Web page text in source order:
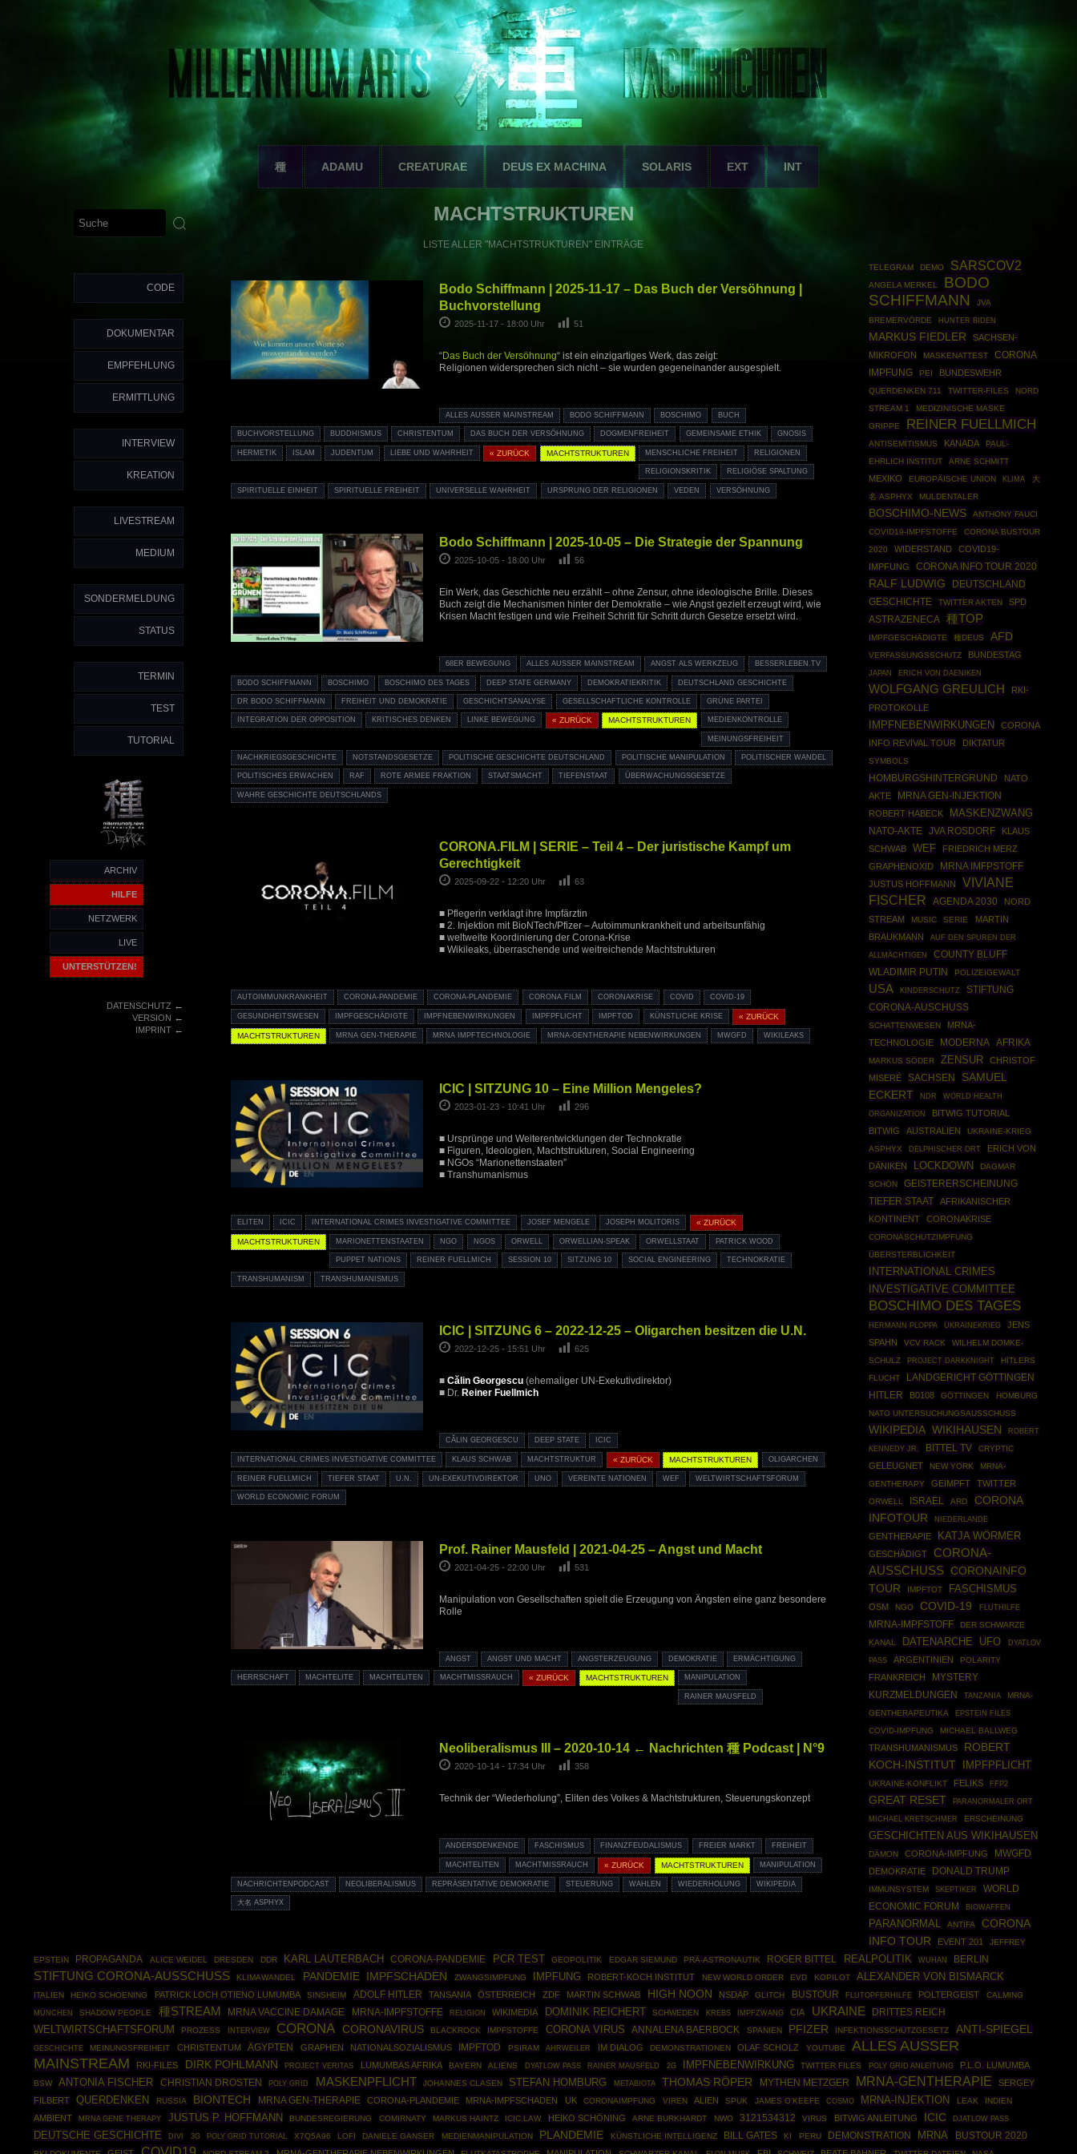
種 ADAMU CREATURAE DEUS EX MACHINA SOLARIS EXT INT
CODE
DOKUMENTAR
EMPFEHLUNG
ERMITTLUNG
INTERVIEW
KREATION
LIVESTREAM
MEDIUM
SONDERMELDUNG
STATUS
TERMIN
TEST
TUTORIAL
ARCHIV
HILFE
NETZWERK
LIVE
UNTERSTÜTZEN!
DATENSCHUTZ←
VERSION ←
IMPRINT←
MACHTSTRUKTUREN
LISTE ALLER "MACHTSTRUKTUREN" EINTRÄGE
Bodo Schiffmann | 2025-11-17 – Das Buch der Versöhnung |
Buchvorstellung
2025-11-17 - 18:00 Uhr 51
“Das Buch der Versöhnung“ ist ein einzigartiges Werk, das zeigt:
Religionen widersprechen sich nicht – sie wurden gegeneinander ausgespielt.
ALLES AUSSER MAINSTREAM BODO SCHIFFMANN BOSCHIMO BUCH
BUCHVORSTELLUNG BUDDHISMUS CHRISTENTUM DAS BUCH DER VERSÖHNUNG DOGMENFREIHEIT GEMEINSAME ETHIK GNOSIS
HERMETIK ISLAM JUDENTUM LIEBE UND WAHRHEIT « ZURÜCK MACHTSTRUKTUREN MENSCHLICHE FREIHEIT RELIGIONEN
RELIGIONSKRITIK RELIGIÖSE SPALTUNG
SPIRITUELLE EINHEIT SPIRITUELLE FREIHEIT UNIVERSELLE WAHRHEIT URSPRUNG DER RELIGIONEN VEDEN VERSÖHNUNG
Bodo Schiffmann | 2025-10-05 – Die Strategie der Spannung
2025-10-05 - 18:00 Uhr 56
Ein Werk, das Geschichte neu erzählt – ohne Zensur, ohne ideologische Brille. Dieses
Buch zeigt die Mechanismen hinter der Demokratie – wie Angst gezielt erzeugt wird, wie
Krisen Macht festigen und wie Freiheit Schritt für Schritt durch Gesetze ersetzt wird.
68ER BEWEGUNG ALLES AUSSER MAINSTREAM ANGST ALS WERKZEUG BESSERLEBEN.TV
BODO SCHIFFMANN BOSCHIMO BOSCHIMO DES TAGES DEEP STATE GERMANY DEMOKRATIEKRITIK DEUTSCHLAND GESCHICHTE
DR BODO SCHIFFMANN FREIHEIT UND DEMOKRATIE GESCHICHTSANALYSE GESELLSCHAFTLICHE KONTROLLE GRÜNE PARTEI
INTEGRATION DER OPPOSITION KRITISCHES DENKEN LINKE BEWEGUNG « ZURÜCK MACHTSTRUKTUREN MEDIENKONTROLLE
MEINUNGSFREIHEIT
NACHKRIEGSGESCHICHTE NOTSTANDSGESETZE POLITISCHE GESCHICHTE DEUTSCHLAND POLITISCHE MANIPULATION POLITISCHER WANDEL
POLITISCHES ERWACHEN RAF ROTE ARMEE FRAKTION STAATSMACHT TIEFENSTAAT ÜBERWACHUNGSGESETZE
WAHRE GESCHICHTE DEUTSCHLANDS
CORONA.FILM | SERIE – Teil 4 – Der juristische Kampf um
Gerechtigkeit
2025-09-22 - 12:20 Uhr 63
■ Pflegerin verklagt ihre Impfärztin
■ 2. Injektion mit BioNTech/Pfizer – Autoimmunkrankheit und arbeitsunfähig
■ weltweite Koordinierung der Corona-Krise
■ Wikileaks, überraschende und weitreichende Machtstrukturen
AUTOIMMUNKRANKHEIT CORONA-PANDEMIE CORONA-PLANDEMIE CORONA.FILM CORONAKRISE COVID COVID-19
GESUNDHEITSWESEN IMPFGESCHÄDIGTE IMPFNEBENWIRKUNGEN IMPFPFLICHT IMPFTOD KÜNSTLICHE KRISE « ZURÜCK
MACHTSTRUKTUREN MRNA GEN-THERAPIE MRNA IMPFTECHNOLOGIE MRNA-GENTHERAPIE NEBENWIRKUNGEN MWGFD WIKILEAKS
ICIC | SITZUNG 10 – Eine Million Mengeles?
2023-01-23 - 10:41 Uhr 296
■ Ursprünge und Weiterentwicklungen der Technokratie
■ Figuren, Ideologien, Machtstrukturen, Social Engineering
■ NGOs “Marionettenstaaten”
■ Transhumanismus
ELITEN ICIC INTERNATIONAL CRIMES INVESTIGATIVE COMMITTEE JOSEF MENGELE JOSEPH MOLITORIS « ZURÜCK
MACHTSTRUKTUREN MARIONETTENSTAATEN NGO NGOS ORWELL ORWELLIAN-SPEAK ORWELLSTAAT PATRICK WOOD
PUPPET NATIONS REINER FUELLMICH SESSION 10 SITZUNG 10 SOCIAL ENGINEERING TECHNOKRATIE
TRANSHUMANISM TRANSHUMANISMUS
ICIC | SITZUNG 6 – 2022-12-25 – Oligarchen besitzen die U.N.
2022-12-25 - 15:51 Uhr 625
■ Călin Georgescu(ehemaliger UN-Exekutivdirektor)
■ Dr. Reiner Fuellmich
CĂLIN GEORGESCU DEEP STATE ICIC
INTERNATIONAL CRIMES INVESTIGATIVE COMMITTEE KLAUS SCHWAB MACHTSTRUKTUR « ZURÜCK MACHTSTRUKTUREN OLIGARCHEN
REINER FUELLMICH TIEFER STAAT U.N. UN-EXEKUTIVDIREKTOR UNO VEREINTE NATIONEN WEF WELTWIRTSCHAFTSFORUM
WORLD ECONOMIC FORUM
Prof. Rainer Mausfeld | 2021-04-25 – Angst und Macht
2021-04-25 - 22:00 Uhr 531
Manipulation von Gesellschaften spielt die Erzeugung von Ängsten eine ganz besondere
Rolle
ANGST ANGST UND MACHT ANGSTERZEUGUNG DEMOKRATIE ERMÄCHTIGUNG
HERRSCHAFT MACHTELITE MACHTELITEN MACHTMISSRAUCH « ZURÜCK MACHTSTRUKTUREN MANIPULATION
RAINER MAUSFELD
Neoliberalismus III – 2020-10-14 ← Nachrichten 種 Podcast | N°9
2020-10-14 - 17:34 Uhr 358
Technik der “Wiederholung”, Eliten des Volkes & Machtstrukturen, Steuerungskonzept
ANDERSDENKENDE FASCHISMUS FINANZFEUDALISMUS FREIER MARKT FREIHEIT
MACHTELITEN MACHTMISSRAUCH « ZURÜCK MACHTSTRUKTUREN MANIPULATION
NACHRICHTENPODCAST NEOLIBERALISMUS REPRÄSENTATIVE DEMOKRATIE STEUERUNG WAHLEN WIEDERHOLUNG WIKIPEDIA
大名 ASPHYX
TELEGRAM DEMO SARSCOV2
ANGELA MERKEL
BODO
SCHIFFMANN
JVA
BREMERVÖRDE
HUNTER BIDEN
MARKUS FIEDLER
SACHSEN-
MIKROFON
MASKENATTEST
CORONA
IMPFUNG
PEI BUNDESWEHR
QUERDENKEN 711 TWITTER-FILES
NORD
STREAM 1
MEDIZINISCHE MASKE
GRIPPE
REINER FUELLMICH
ANTISEMITISMUS KANADA
PAUL-
EHRLICH INSTITUT
ARNE SCHMITT
MEXIKO EUROPÄISCHE UNION KLIMA
大
名 ASPHYX
MULDENTALER
BOSCHIMO-NEWS
ANTHONY FAUCI
COVID19-IMPFSTOFFE
CORONA BUSTOUR
2020
WIDERSTAND
COVID19-
IMPFUNG
CORONA INFO TOUR 2020
RALF LUDWIG
DEUTSCHLAND
GESCHICHTE
TWITTER AKTEN SPD
ASTRAZENECA 種TOP
IMPFGESCHÄDIGTE 種DEUS AFD
VERFASSUNGSSCHUTZ BUNDESTAG
JAPAN ERICH VON DAENIKEN
WOLFGANG GREULICH
RKI-
PROTOKOLLE
IMPFNEBENWIRKUNGEN
CORONA
INFO REVIVAL TOUR
DIKTATUR
SYMBOLS
HOMBURGSHINTERGRUND
NATO
AKTE
MRNA GEN-INJEKTION
ROBERT HABECK MASKENZWANG
NATO-AKTE JVA ROSDORF
KLAUS
SCHWAB
WEF
FRIEDRICH MERZ
GRAPHENOXID
MRNA IMFPSTOFF
JUSTUS HOFFMANN
VIVIANE
FISCHER
AGENDA 2030
NORD
STREAM
MUSIC SERIE
MARTIN
BRAUKMANN
AUF DEN SPUREN DER
ALLMÄCHTIGEN COUNTY BLUFF
WLADIMIR PUTIN POLIZEIGEWALT
USA KINDERSCHUTZ
STIFTUNG
CORONA-AUSCHUSS
SCHATTENWESEN
MRNA-
TECHNOLOGIE
MODERNA AFRIKA
MARKUS SÖDER ZENSUR
CHRISTOF
MISERÉ
SACHSEN
SAMUEL
ECKERT
NDR
WORLD HEALTH
ORGANIZATION
BITWIG TUTORIAL
BITWIG
AUSTRALIEN
UKRAINE-KRIEG
ASPHYX
DELPHISCHER ORT
ERICH VON
DÄNIKEN
LOCKDOWN
DAGMAR
SCHÖN
GEISTERERSCHEINUNG
TIEFER STAAT
AFRIKANISCHER
KONTINENT
CORONAKRISE
CORONASCHUTZIMPFUNG
ÜBERSTERBLICHKEIT
INTERNATIONAL CRIMES
INVESTIGATIVE COMMITTEE
BOSCHIMO DES TAGES
HERMANN PLOPPA UKRAINEKRIEG
JENS
SPAHN
VCV RACK
WILHELM DOMKE-
SCHULZ
PROJECT DARKKNIGHT
HITLERS
FLUCHT
LANDGERICHT GÖTTINGEN
HITLER B0108 GÖTTINGEN
HOMBURG
NATO UNTERSUCHUNGSAUSSCHUSS
WIKIPEDIA WIKIHAUSEN
ROBERT
KENNEDY JR.
BITTEL TV CRYPTIC
GELEUGNET NEW YORK
MRNA-
GENTHERAPY
GEIMPFT TWITTER
ORWELL ISRAEL ARD
CORONA
INFOTOUR
NIEDERLANDE
GENTHERAPIE KATJA WÖRMER
GESCHÄDIGT
CORONA-
AUSSCHUSS
CORONAINFO
TOUR
IMPFTOT FASCHISMUS
OSM NGO COVID-19 FLUTHILFE
MRNA-IMPFSTOFF
DER SCHWARZE
KANAL
DATENARCHE UFO DYATLOV
PASS ARGENTINIEN POLARITY
FRANKREICH
MYSTERY
KURZMELDUNGEN
TANZANIA
MRNA-
GENTHERAPEUTIKA
EPSTEIN FILES
COVID-IMPFUNG
MICHAEL BALLWEG
TRANSHUMANISMUS
ROBERT
KOCH-INSTITUT
IMPFPFLICHT
UKRAINE-KONFLIKT FELIKS FFP2
GREAT RESET PARANORMALER ORT
MICHAEL KRETSCHMER ERSCHEINUNG
GESCHICHTEN AUS WIKIHAUSEN
DÄMON CORONA-IMPFUNG MWGFD
DEMOKRATIE DONALD TRUMP
IMMUNSYSTEM SKEPTIKER
WORLD
ECONOMIC FORUM
BIOWAFFEN
PARANORMAL ANTIFA
CORONA
INFO TOUR
EVENT 201
JEFFREY
EPSTEIN
PROPAGANDA ALICE WEIDEL DRESDEN DDR KARL LAUTERBACH CORONA-PANDEMIE PCR TEST GEOPOLITIK EDGAR SIEMUND PRÄ-ASTRONAUTIK ROGER BITTEL REALPOLITIK WUHAN BERLIN
STIFTUNG CORONA-AUSSCHUSS KLIMAWANDEL PANDEMIE IMPFSCHADEN ZWANGSIMPFUNG IMPFUNG ROBERT-KOCH INSTITUT NEW WORLD ORDER EVD KOPILOT ALEXANDER VON BISMARCK
ITALIEN HEIKO SCHOENING PATRICK LOCH OTIENO LUMUMBA SINSHEIM ADOLF HITLER TANSANIA ÖSTERREICH ZDF MARTIN SCHWAB HIGH NOON NSDAP GLITCH BUSTOUR FLUTOPFERHILFE POLTERGEIST
CALMING
MÜNCHEN
SHADOW PEOPLE 種STREAM MRNA VACCINE DAMAGE MRNA-IMPFSTOFFE RELIGION WIKIMEDIA DOMINIK REICHERT SCHWEDEN KREBS IMPFZWANG CIA UKRAINE
DRITTES REICH
WELTWIRTSCHAFTSFORUM
PROZESS INTERVIEW CORONA CORONAVIRUS BLACKROCK IMPFSTOFFE CORONA VIRUS ANNALENA BAERBOCK SPANIEN PFIZER INFEKTIONSSCHUTZGESETZ ANTI-SPIEGEL
GESCHICHTE MEINUNGSFREIHEIT CHRISTENTUM ÄGYPTEN GRAPHEN NATIONALSOZIALISMUS IMPFTOD PSIRAM AHRWEILER IM DIALOG DEMONSTRATIONEN OLAF SCHOLZ YOUTUBE
ALLES AUSSER
MAINSTREAM
RKI-FILES DIRK POHLMANN PROJECT VERITAS LUMUMBAS AFRIKA BAYERN ALIENS DYATLOW PASS RAINER MAUSFELD 2G IMPFNEBENWIRKUNG TWITTER FILES POLY GRID ANLEITUNG P.L.O. LUMUMBA
BSW ANTONIA FISCHER CHRISTIAN DROSTEN POLY GRID MASKENPFLICHT JOHANNES CLASEN STEFAN HOMBURG METABIOTA THOMAS RÖPER MYTHEN METZGER MRNA-GENTHERAPIE
SERGEY
FILBERT
QUERDENKEN RUSSIA BIONTECH MRNA GEN-THERAPIE CORONA-PLANDEMIE MRNA-IMPFSCHADEN UK CORONAIMPFUNG VIREN ALIEN SPUK JAMES O'KEEFE COSMO MRNA-INJEKTION LEAK INDIEN
AMBIENT MRNA GENE THERAPY JUSTUS P. HOFFMANN BUNDESREGIERUNG COMIRNATY MARKUS HAINTZ ICIC.LAW HEIKO SCHÖNING ARNE BURKHARDT NWO 3121534312 VIRUS BITWIG ANLEITUNG ICIC DJATLOW PASS
DEUTSCHE GESCHICHTE DIVI 3G POLY GRID TUTORIAL X7Q5A96 LOFI DANIELE GANSER MEDIENMANIPULATION PLANDEMIE KÜNSTLICHE INTELLIGENZ BILL GATES KI PERU DEMONSTRATION MRNA BUSTOUR 2020